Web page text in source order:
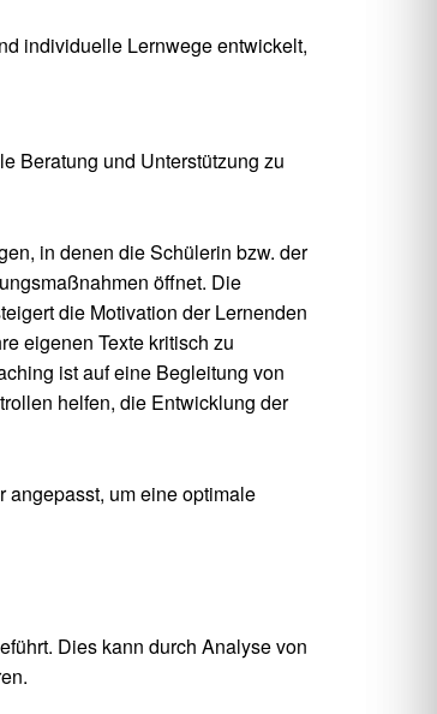
individuelle Lernwege entwickelt,
Beratung und Unterstützung zu
in denen die Schülerin bzw. der
öffnet. Die
die Motivation der Lernenden
eigenen Texte kritisch zu
ist auf eine Begleitung von
helfen, die Entwicklung der
um eine optimale
Dies kann durch Analyse von